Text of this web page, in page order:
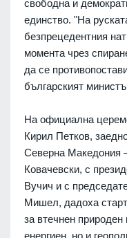
свободна и
единство. "На
безпрецедентния
момента чрез
да се
българският
На официална
Кирил Петков,
Северна Македония
Ковачевски, с
Вучич и с
Мишел, дадоха
за втечнен